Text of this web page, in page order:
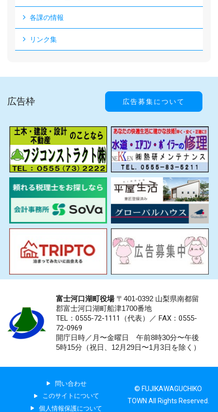
各課の情報
リンク集
広告枠 広告募集について
富士河口湖町役場〒401-0392 山梨県南都留
郡富士河口湖町船津1700番地
TEL：0555-72-1111 （代表）／ FAX：0555-
72-0969
開庁日時／月〜金曜日 午前8時30分〜午後
5時15分（祝日、12月29日〜1月3日を除く）
問い合わせ
このサイトについて
個人情報保護について
© FUJIKAWAGUCHIKO
TOWN All Rights Reserved.